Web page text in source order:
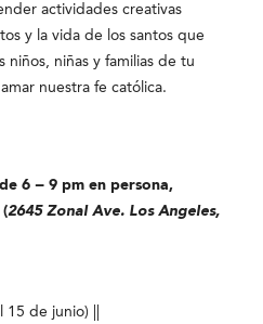
actividades creativas
y la vida de los santos que
niños, niñas y familias de tu
nuestra fe católica.
6 − 9 pm en persona,
(2645 Zonal Ave. Los Angeles,
de junio) ||